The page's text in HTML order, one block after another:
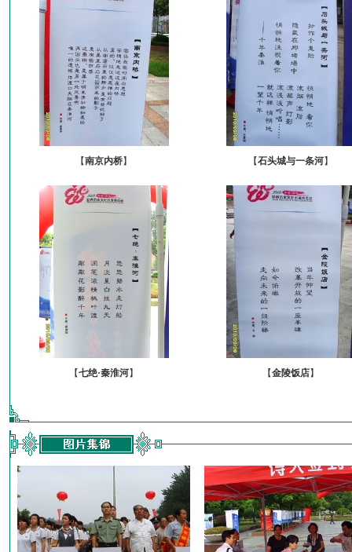
【南京内桥】 【石头城与一条河】
【七绝·秦淮河】 【金陵饭店】